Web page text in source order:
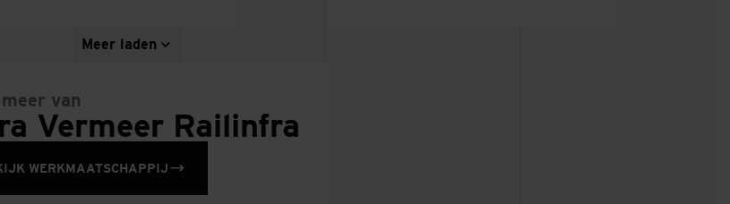
Meer laden
van
Vermeer Railinfra
WERKMAATSCHAPPIJ